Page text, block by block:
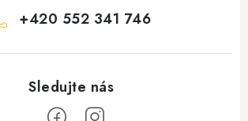
+420 552 341 746